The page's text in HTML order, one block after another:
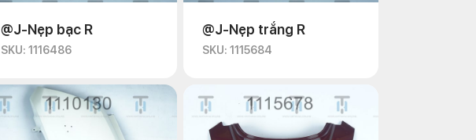
@J-Nẹp bạc R
SKU: 1116486
@J-Nẹp trắng R
SKU: 1115684